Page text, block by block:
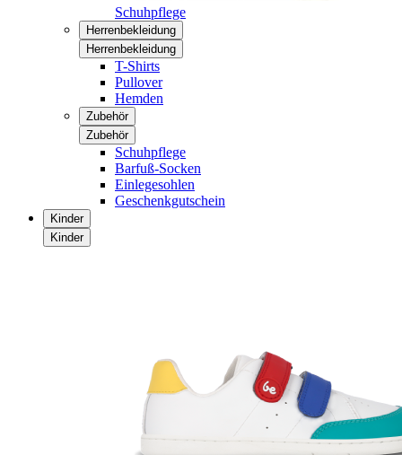
Schuhpflege
Herrenbekleidung
Herrenbekleidung
T-Shirts
Pullover
Hemden
Zubehör
Zubehör
Schuhpflege
Barfuß-Socken
Einlegesohlen
Geschenkgutschein
Kinder
Kinder